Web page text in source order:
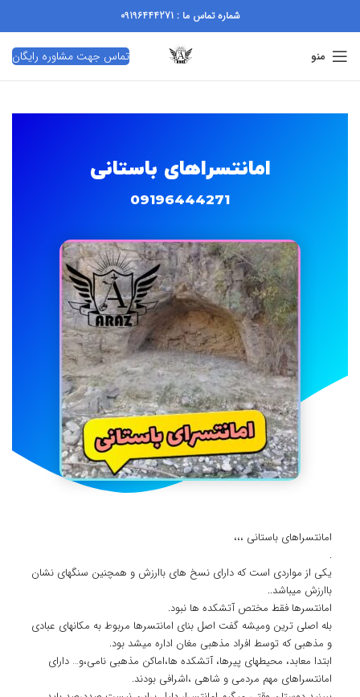
شماره تماس ما : 09196444271
منو تماس جهت مشاوره رایگان
️امانتسراهای باستانی
09196444271
️امانتسراهای باستانی ،،،
.
یکی از مواردی است که دارای نسخ های باارزش و همچنین سنگهای نشان
باارزش میباشد..
امانتسرها فقط مختص آتشکده ها نبود.
بله اصلی ترین ومیشه گفت اصل بنای امانتسرها مربوط به مکانهای عبادی
و مذهبی که توسط افراد مذهبی مغان اداره میشد بود.
ابتدا معابد، محیطهای پیرها، آتشکده ها،اماکن مذهبی نامی،و… دارای
امانتسراهای مهم مردمی و شاهی ،اشرافی بودند.